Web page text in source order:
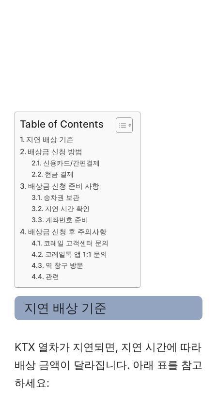
Table of Contents
지연 배상 기준
배상금 신청 방법
신용카드/간편결제
현금 결제
배상금 신청 준비 사항
승차권 보관
지연 시간 확인
계좌번호 준비
배상금 신청 후 주의사항
코레일 고객센터 문의
코레일톡 앱 1:1 문의
역 창구 방문
관련
지연 배상 기준
KTX 열차가 지연되면, 지연 시간에 따라
배상 금액이 달라집니다. 아래 표를 참고
하세요: